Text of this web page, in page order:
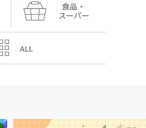
食品・
スーパー
ALL